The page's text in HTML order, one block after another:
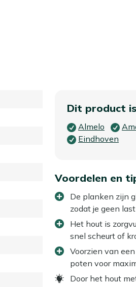
Dit product
Almelo
Eindhoven
Voordelen en
De planken zijn
zodat je geen
Het hout is
snel scheurt of
Voorzien van
poten voor
Door het hout